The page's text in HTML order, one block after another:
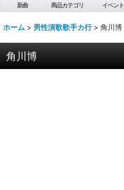
新曲 商品カテゴリ イベント
ホーム > 男性演歌歌手カ行 > 角川博
角川博